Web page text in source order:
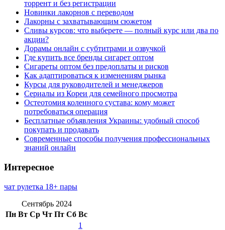
торрент и без регистрации
Новинки лакорнов с переводом
Лакорны с захватывающим сюжетом
Сливы курсов: что выберете — полный курс или два по
акции?
Дорамы онлайн с субтитрами и озвучкой
Где купить все бренды сигарет оптом
Сигареты оптом без предоплаты и рисков
Как адаптироваться к изменениям рынка
Курсы для руководителей и менеджеров
Сериалы из Кореи для семейного просмотра
Остеотомия коленного сустава: кому может
потребоваться операция
Бесплатные объявления Украины: удобный способ
покупать и продавать
Современные способы получения профессиональных
знаний онлайн
Интересное
чат рулетка 18+ пары
Сентябрь 2024
Пн Вт Ср Чт Пт Сб Вс
1